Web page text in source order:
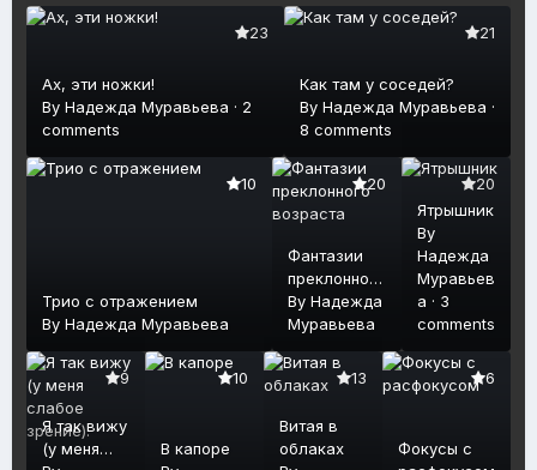
23
Ах, эти ножки!
By Надежда Муравьева · 2
comments
21
Как там у соседей?
By Надежда Муравьева ·
8 comments
10
Трио с отражением
By Надежда Муравьева
20
Фантазии
преклонного
возраста
By Надежда
Муравьева
20
Ятрышник
By
Надежда
Муравьев
а · 3
comments
9
Я так вижу
(у меня
10
В капоре
13
Витая в
облаках
6
Фокусы с